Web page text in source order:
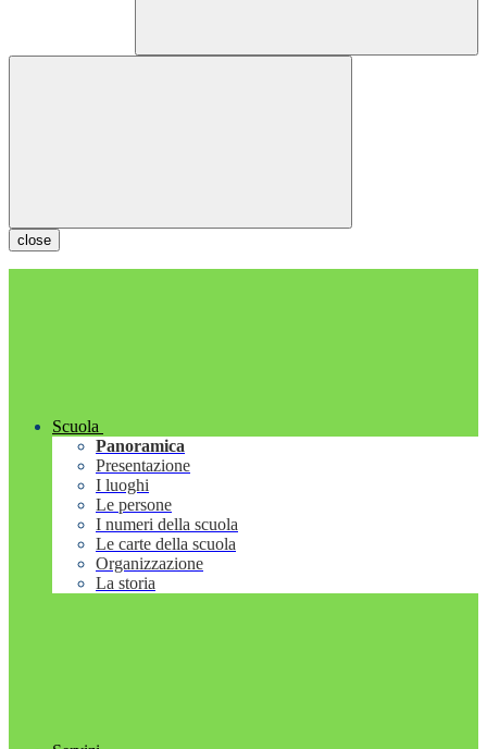
close
Scuola
Panoramica
Presentazione
I luoghi
Le persone
I numeri della scuola
Le carte della scuola
Organizzazione
La storia